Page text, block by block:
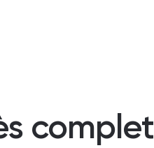
complet